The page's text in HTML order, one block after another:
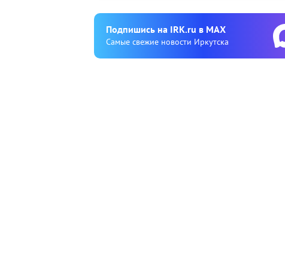
Подпишиcь на IRK.ru в MAX
Cамые свежие новости Иркутска